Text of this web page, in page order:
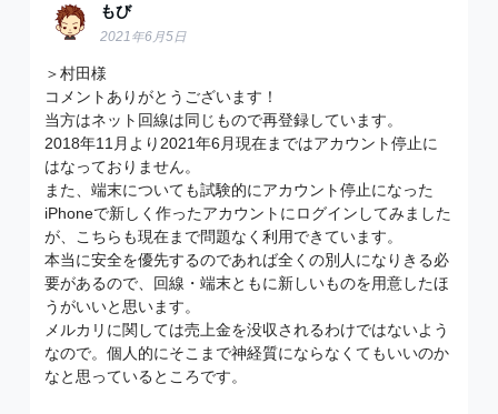
もび
2021年6月5日
＞村田様
コメントありがとうございます！
当方はネット回線は同じもので再登録しています。
2018年11月より2021年6月現在まではアカウント停止に
はなっておりません。
また、端末についても試験的にアカウント停止になった
iPhoneで新しく作ったアカウントにログインしてみました
が、こちらも現在まで問題なく利用できています。
本当に安全を優先するのであれば全くの別人になりきる必
要があるので、回線・端末ともに新しいものを用意したほ
うがいいと思います。
メルカリに関しては売上金を没収されるわけではないよう
なので。個人的にそこまで神経質にならなくてもいいのか
なと思っているところです。